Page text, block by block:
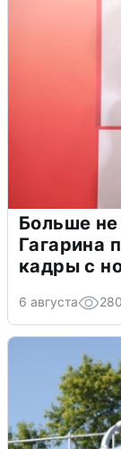
Больше
Гагарина
кадры с
6 августа 280